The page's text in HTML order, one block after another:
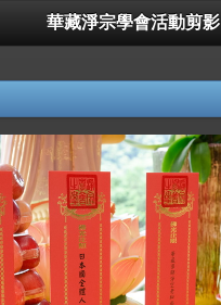
華藏淨宗學會活動剪影